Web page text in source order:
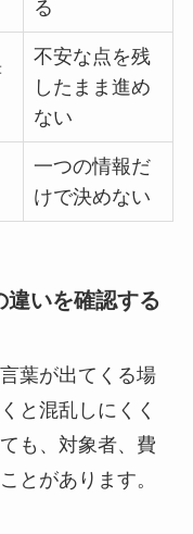
る
不安な点を残
したまま進め
ない
一つの情報だ
けで決めない
いを確認する
葉が出てくる場
と混乱しにくく
も、対象者、費
とがあります。